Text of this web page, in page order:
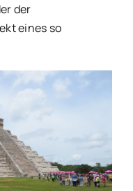
der
eines so